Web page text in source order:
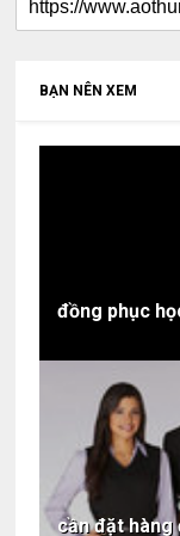
BẠN NÊN XEM
đồng phục
cần đặt hàng